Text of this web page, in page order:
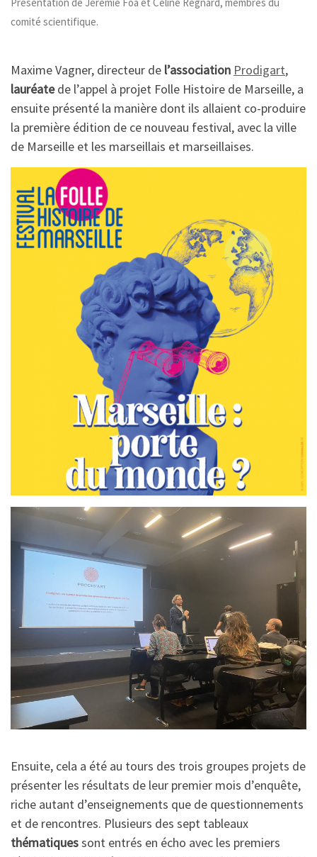
comité scientifique.
Maxime Vagner, directeur de l’association Prodigart,
lauréatede l’appel à projet Folle Histoire de Marseille, a
ensuite présenté la manière dont ils allaient co-produire
la première édition de ce nouveau festival, avec la ville
de Marseille et les marseillais et marseillaises.
Ensuite, cela a été au tours des trois groupes projets de
présenter les résultats de leur premier mois d’enquête,
riche autant d’enseignements que de questionnements
et de rencontres. Plusieurs des sept tableaux
thématiquessont entrés en écho avec les premiers